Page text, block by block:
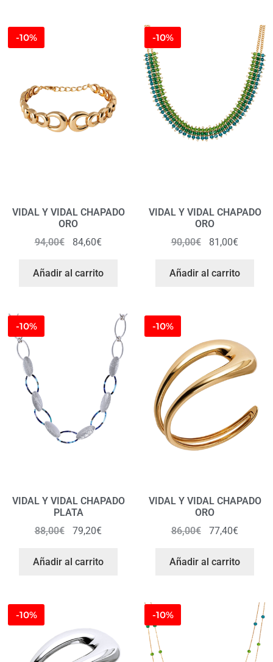
-10%
VIDAL Y VIDAL CHAPADO
ORO
94,00€ 84,60€
Añadir al carrito
-10%
VIDAL Y VIDAL CHAPADO
ORO
90,00€ 81,00€
Añadir al carrito
-10%
VIDAL Y VIDAL CHAPADO
PLATA
88,00€ 79,20€
Añadir al carrito
-10%
VIDAL Y VIDAL CHAPADO
ORO
86,00€ 77,40€
Añadir al carrito
-10% -10%